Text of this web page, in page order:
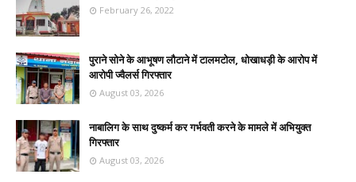
February 26, 2022
पुराने सोने के आभूषण लौटाने में टालमटोल, धोखाधड़ी के आरोप में
आरोपी ज्वैलर्स गिरफ्तार
August 03, 2026
नाबालिग के साथ दुष्कर्म कर गर्भवती करने के मामले में अभियुक्त
गिरफ्तार
August 03, 2026